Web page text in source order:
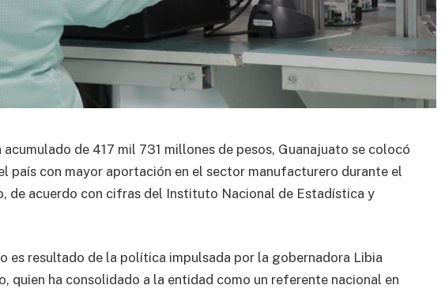
de 417 mil 731 millones de pesos, Guanajuato se colocó
país con mayor aportación en el sector manufacturero durante el
de acuerdo con cifras del Instituto Nacional de Estadística y
es resultado de la política impulsada por la gobernadora Libia
quien ha consolidado a la entidad como un referente nacional en